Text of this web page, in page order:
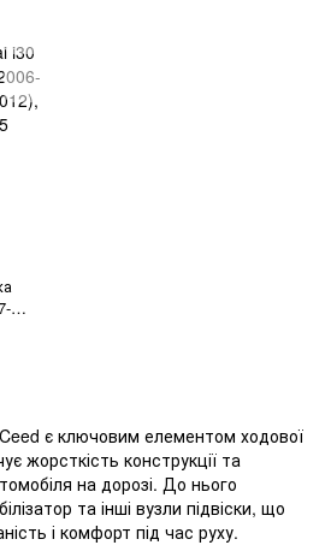
Ceed є ключовим елементом ходової
жорсткість конструкції та
на дорозі. До нього
та інші вузли підвіски, що
і комфорт під час руху.